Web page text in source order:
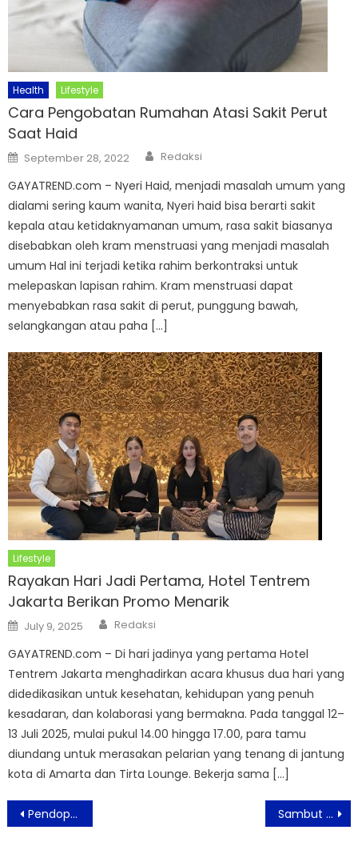
Health Lifestyle
Cara Pengobatan Rumahan Atasi Sakit Perut
Saat Haid
Posted
on
September 28, 2022 Author
Redaksi
GAYATREND.com – Nyeri Haid, menjadi masalah umum yang
dialami sering kaum wanita, Nyeri haid bisa berarti sakit
kepala atau ketidaknyamanan umum, rasa sakit biasanya
disebabkan oleh kram menstruasi yang menjadi masalah
umum Hal ini terjadi ketika rahim berkontraksi untuk
melepaskan lapisan rahim. Kram menstruasi dapat
menyebabkan rasa sakit di perut, punggung bawah,
selangkangan atau paha […]
Lifestyle
Rayakan Hari Jadi Pertama, Hotel Tentrem
Jakarta Berikan Promo Menarik
Posted
on
July 9, 2025 Author
Redaksi
GAYATREND.com – Di hari jadinya yang pertama Hotel
Tentrem Jakarta menghadirkan acara khusus dua hari yang
didedikasikan untuk kesehatan, kehidupan yang penuh
kesadaran, dan kolaborasi yang bermakna. Pada tanggal 12–
13 Juli 2025, mulai pukul 14.00 hingga 17.00, para tamu
diundang untuk merasakan pelarian yang tenang di jantung
kota di Amarta dan Tirta Lounge. Bekerja sama […]
Post
navigation
Pendopo Hadirkan “Djon & Rose”: “Jiwa Ketok” Maestro S. Sudjojono dalam Fesyen Sambut World Chocolate Day, DORÉ by LeTAO Hadirkan Pistachio au Chocolat